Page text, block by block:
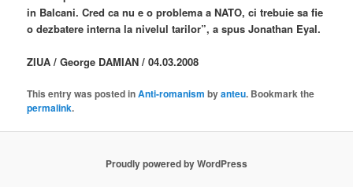
in Balcani. Cred ca nu e o problema a NATO, ci trebuie sa fie
o dezbatere interna la nivelul tarilor”, a spus Jonathan Eyal.
ZIUA / George DAMIAN / 04.03.2008
This entry was posted inAnti-romanism byanteu. Bookmark the
permalink.
Proudly powered by WordPress